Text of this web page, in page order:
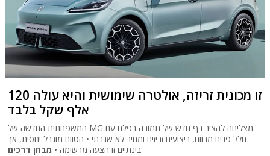
זו מכונית זריזה, אולטרה שימושית והיא עולה 120
אלף שקל בלבד
המשפחתית החדשה של MG מצליחה להציב רף חדש של תמורה בפלח עם
חלל פנים מרווח, ביצועים זריזים ומחיר לא שגרתי • הטווח מוגבל יחסית, אך
בינתיים זו הצעה מרשימה • מבחן דרכים